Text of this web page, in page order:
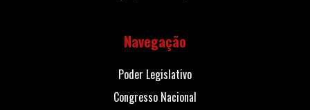
Navegação
Poder Legislativo
Congresso Nacional